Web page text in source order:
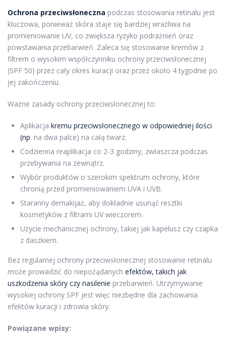
Ochrona przeciwsłoneczna podczas stosowania retinalu jest
kluczowa, ponieważ skóra staje się bardziej wrażliwa na
promieniowanie UV, co zwiększa ryzyko podrażnień oraz
powstawania przebarwień. Zaleca się stosowanie kremów z
filtrem o wysokim współczynniku ochrony przeciwsłonecznej
(SPF 50) przez cały okres kuracji oraz przez około 4 tygodnie po
jej zakończeniu.
Ważne zasady ochrony przeciwsłonecznej to:
Aplikacja kremu przeciwsłonecznego w odpowiedniej ilości
(np. na dwa palce) na całą twarz.
Codzienna reaplikacja co 2-3 godziny, zwłaszcza podczas
przebywania na zewnątrz.
Wybór produktów o szerokim spektrum ochrony, które
chronią przed promieniowaniem UVA i UVB.
Staranny demakijaż, aby dokładnie usunąć resztki
kosmetyków z filtrami UV wieczorem.
Użycie mechanicznej ochrony, takiej jak kapelusz czy czapka
z daszkiem.
Bez regularnej ochrony przeciwsłonecznej stosowanie retinalu
może prowadzić do niepożądanych efektów, takich jak
uszkodzenia skóry czy nasilenie przebarwień. Utrzymywanie
wysokiej ochrony SPF jest więc niezbędne dla zachowania
efektów kuracji i zdrowia skóry.
Powiązane wpisy: